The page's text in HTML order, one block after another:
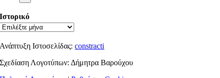
Ιστορικό
Ανάπτυξη Ιστοσελίδας:constracti
Σχεδίαση Λογοτύπων: Δήμητρα Βαρούχου